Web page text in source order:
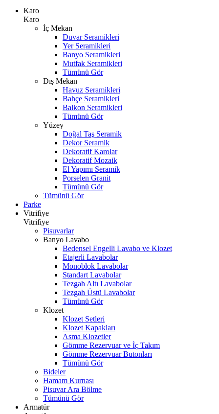
Karo
Karo
İç Mekan
Duvar Seramikleri
Yer Seramikleri
Banyo Seramikleri
Mutfak Seramikleri
Tümünü Gör
Dış Mekan
Havuz Seramikleri
Bahçe Seramikleri
Balkon Seramikleri
Tümünü Gör
Yüzey
Doğal Taş Seramik
Dekor Seramik
Dekoratif Karolar
Dekoratif Mozaik
El Yapımı Seramik
Porselen Granit
Tümünü Gör
Tümünü Gör
Parke
Vitrifiye
Vitrifiye
Pisuvarlar
Banyo Lavabo
Bedensel Engelli Lavabo ve Klozet
Etajerli Lavabolar
Monoblok Lavabolar
Standart Lavabolar
Tezgah Altı Lavabolar
Tezgah Üstü Lavabolar
Tümünü Gör
Klozet
Klozet Setleri
Klozet Kapakları
Asma Klozetler
Gömme Rezervuar ve İç Takım
Gömme Rezervuar Butonları
Tümünü Gör
Bideler
Hamam Kurnası
Pisuvar Ara Bölme
Tümünü Gör
Armatür